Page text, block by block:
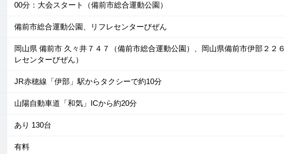
00分：大会スタート（備前市総合運動公園）
備前市総合運動公園、リフレセンターびぜん
岡山県 備前市 久々井７４７（備前市総合運動公園）、岡山県備前市伊部２２
レセンターびぜん）
JR赤穂線「伊部」駅からタクシーで約10分
山陽自動車道「和気」ICから約20分
あり 130台
有料